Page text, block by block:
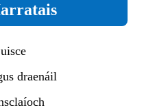
draenáil